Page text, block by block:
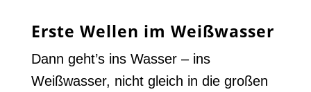
Erste Wellen im Weißwasser
Dann geht’s ins Wasser – ins
Weißwasser, nicht gleich in die großen